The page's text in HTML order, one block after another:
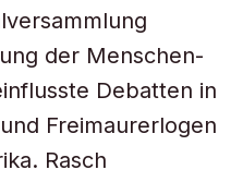
der Menschen-
Debatten in
Freimaurerlogen
Rasch